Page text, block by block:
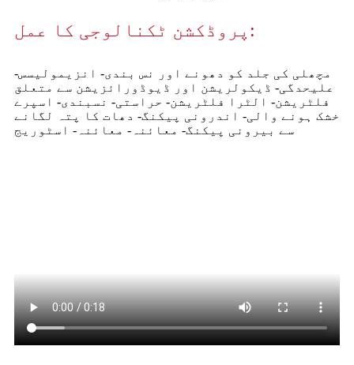
پروڈکشن ٹکنالوجی کا عمل:
مچھلی کی جلد کو دھونے اور نس بندی- انزیمولیسس-
علیحدگی- ڈیکولریشن اور ڈیوڈورائزیشن سے متعلق
فلٹریشن- الٹرا فلٹریشن- حراستی- نسبندی- اسپرے
خشک ہونے والی- اندرونی پیکنگ- دھات کا پتہ لگانے
سے بیرونی پیکنگ- معائنہ- معائنہ- اسٹوریج